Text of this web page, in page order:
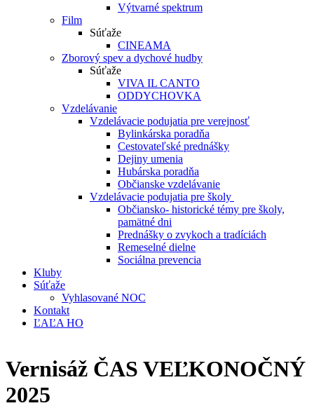
Výtvarné spektrum
Film
Súťaže
CINEAMA
Zborový spev a dychové hudby
Súťaže
VIVA IL CANTO
ODDYCHOVKA
Vzdelávanie
Vzdelávacie podujatia pre verejnosť
Bylinkárska poradňa
Cestovateľské prednášky
Dejiny umenia
Hubárska poradňa
Občianske vzdelávanie
Vzdelávacie podujatia pre školy
Občiansko- historické témy pre školy,
pamätné dni
Prednášky o zvykoch a tradíciách
Remeselné dielne
Sociálna prevencia
Kluby
Súťaže
Vyhlasované NOC
Kontakt
ĽAĽA HO
Vernisáž ČAS VEĽKONOČNÝ
2025